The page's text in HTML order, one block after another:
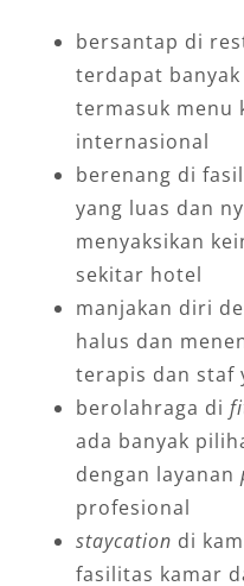
bersantap di
terdapat
termasuk menu
internasional
berenang di
yang luas dan
menyaksikan
sekitar hotel
manjakan diri
halus dan
terapis dan staf
berolahraga di
ada banyak
dengan layanan
profesional
staycation di
fasilitas kamar